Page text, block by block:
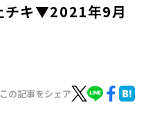
チキ▼2021年9月
この記事をシェア